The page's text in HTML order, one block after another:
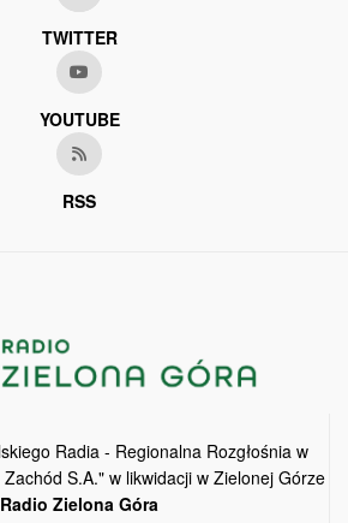
TWITTER
YOUTUBE
RSS
Radia - Regionalna Rozgłośnia w
S.A." w likwidacji w Zielonej Górze
Radio Zielona Góra